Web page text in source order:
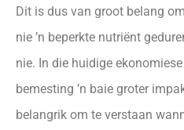
Dit is dus van groot belang
nie ’n beperkte nutriënt
nie. In die huidige
bemesting ’n baie groter
belangrik om te verstaan